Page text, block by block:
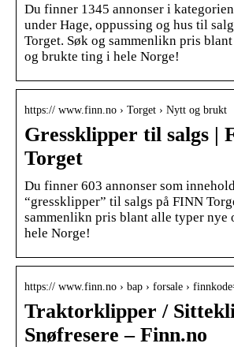
Du finner 1345 annonser i
under Hage, oppussing og hus til
Torget. Søk og sammenlikn pris
og brukte ting i hele Norge!
https:// www.finn.no › Torget › Nytt og brukt
Gressklipper til salgs |
Torget
Du finner 603 annonser som
“gressklipper” til salgs på FINN
sammenlikn pris blant alle typer nye
hele Norge!
https:// www.finn.no › bap › forsale ›
Traktorklipper /
Snøfresere – Finn.no